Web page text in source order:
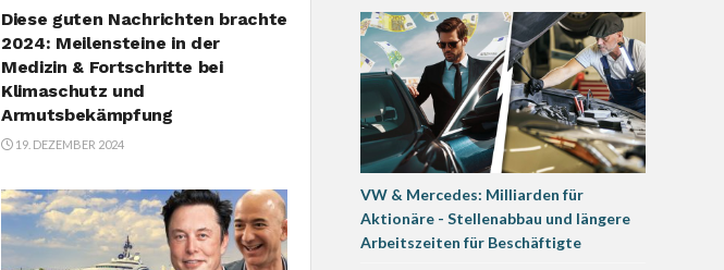
Diese guten Nachrichten brachte
2024: Meilensteine in der
Medizin & Fortschritte bei
Klimaschutz und
Armutsbekämpfung
19. DEZEMBER 2024
VW & Mercedes: Milliarden für
Aktionäre - Stellenabbau und längere
Arbeitszeiten für Beschäftigte